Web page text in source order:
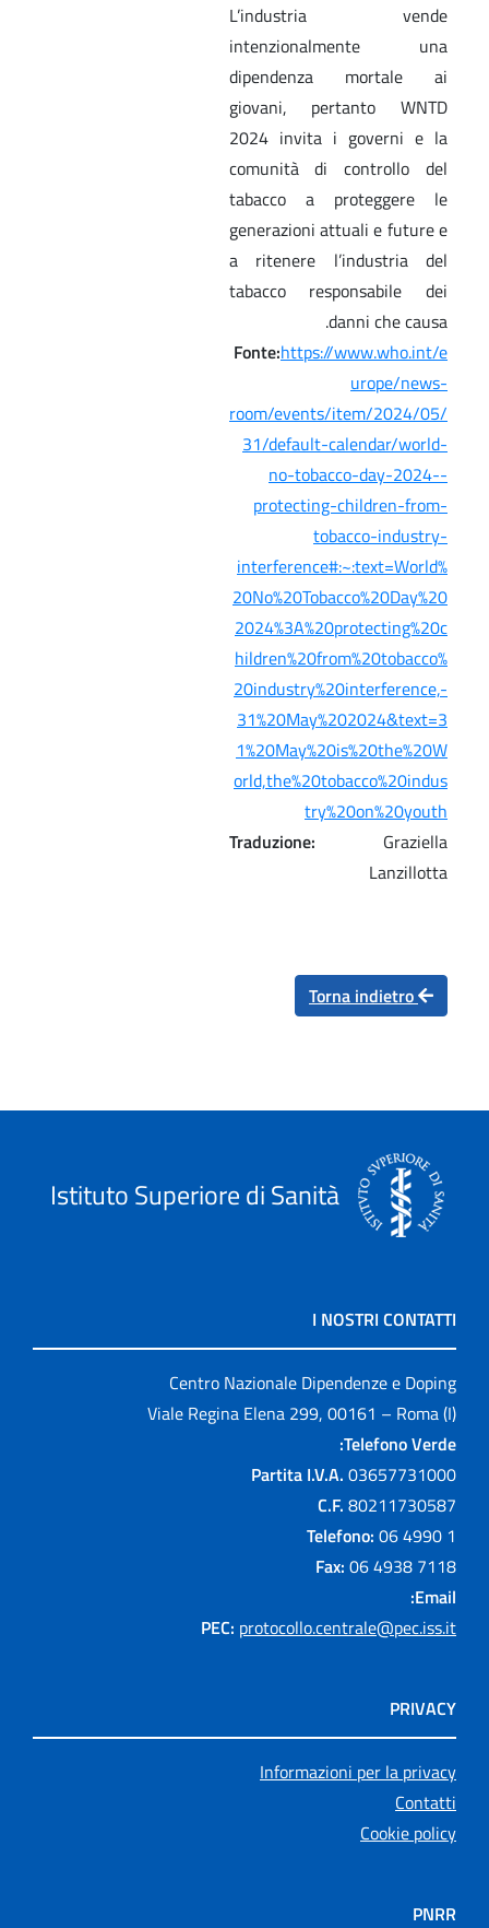
L’industria vende
intenzionalmente una
dipendenza mortale ai
giovani, pertanto WNTD
2024 invita i governi e la
comunità di controllo del
tabacco a proteggere le
generazioni attuali e future e
a ritenere l’industria del
tabacco responsabile dei
danni che causa.
Fonte:https://www.who.int/e
urope/news-
room/events/item/2024/05/
31/default-calendar/world-
no-tobacco-day-2024--
protecting-children-from-
tobacco-industry-
interference#:~:text=World%
20No%20Tobacco%20Day%20
2024%3A%20protecting%20c
hildren%20from%20tobacco%
20industry%20interference,-
31%20May%202024&text=3
1%20May%20is%20the%20W
orld,the%20tobacco%20indus
try%20on%20youth
Traduzione: Graziella
Lanzillotta
Istituto Superiore di Sanità
I NOSTRI CONTATTI
Centro Nazionale Dipendenze e Doping
Viale Regina Elena 299, 00161 – Roma (I)
Telefono Verde:
Partita I.V.A. 03657731000
C.F. 80211730587
Telefono: 06 4990 1
Fax: 06 4938 7118
Email:
PEC: protocollo.centrale@pec.iss.it
PRIVACY
Informazioni per la privacy
Contatti
Cookie policy
PNRR